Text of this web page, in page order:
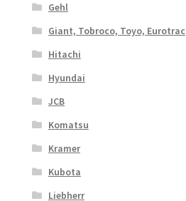
Gehl
Giant, Tobroco, Toyo, Eurotrac
Hitachi
Hyundai
JCB
Komatsu
Kramer
Kubota
Liebherr